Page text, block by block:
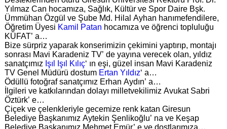
Yılmaz Can hocamıza, Sağlık, Kültür ve Spor Daire Bşk.
Ümmühan Özgül ve Şube Md. Hilal Ayhan hanımefendilere,
Öğretim Üyesi Kamil Patan hocamıza ve öğrenci topluluğu
KÜFAT’ a…
Bize sürpriz yaparak konserimizin çekimini yaptırıp, montajı
sonrası Mavi Karadeniz TV’ de yayına verecek olan, yıldız
sanatçımız Işıl Işıl Kılıç‘ ın eşi, güzel insan Mavi Karadeniz
TV Genel Müdürü dostum Ertan Yıldız‘ a…
Ödüllü fotoğraf sanatçımız Erhan Aydın’ a…
İlgileri ve katkılarından dolayı milletvekilimiz Avukat Sabri
Öztürk’ e…
Çiçek ve çelenkleriyle gecemize renk katan Giresun
Belediye Başkanımız Aytekin Şenlikoğlu’ na ve Keşap